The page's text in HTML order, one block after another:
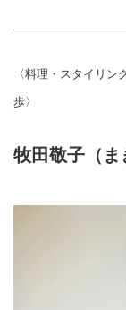
〈料理・スタイリ
歩〉
牧田敬子（ま